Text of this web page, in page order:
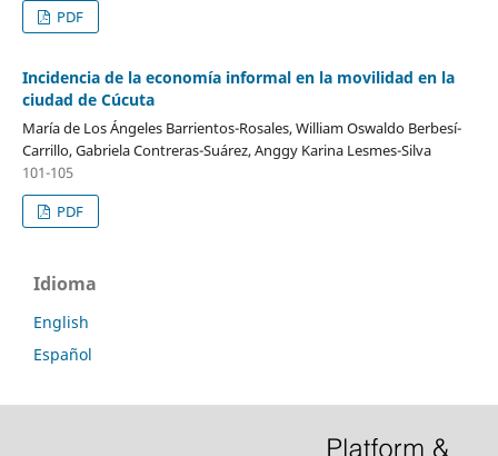
PDF
Incidencia de la economía informal en la movilidad en la
ciudad de Cúcuta
María de Los Ángeles Barrientos-Rosales, William Oswaldo Berbesí-
Carrillo, Gabriela Contreras-Suárez, Anggy Karina Lesmes-Silva
101-105
PDF
Idioma
English
Español